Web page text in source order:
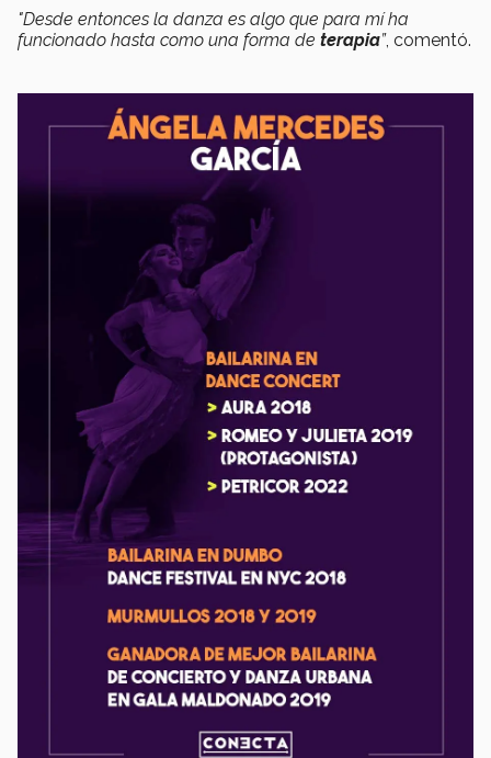
"Desde entonces la danza es algo que para mí ha
funcionado hasta como una forma de terapia”, comentó.